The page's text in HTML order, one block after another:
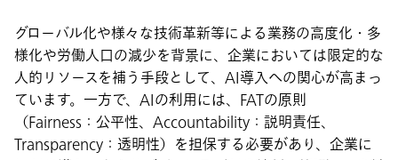
グローバル化や様々な技術革新等による業務の高度化・多
様化や労働人口の減少を背景に、企業においては限定的な
人的リソースを補う手段として、AI導入への関心が高まっ
ています。一方で、AIの利用には、FATの原則
（Fairness：公平性、Accountability：説明責任、
Transparency：透明性）を担保する必要があり、企業に